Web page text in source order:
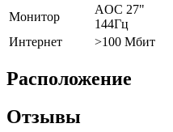
Монитор
AOC 27"
144Гц
Интернет
>100 Мбит
Расположение
Отзывы